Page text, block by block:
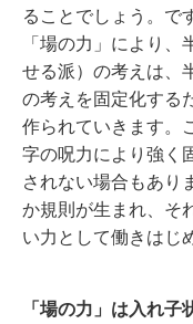
ることでしょう。で
「場の力」により
せる派）の考えは、
の考えを固定化する
作られていきます。
字の呪力により強く
されない場合もあり
か規則が生まれ、そ
い力として働きはじ
「場の力」は入れ子